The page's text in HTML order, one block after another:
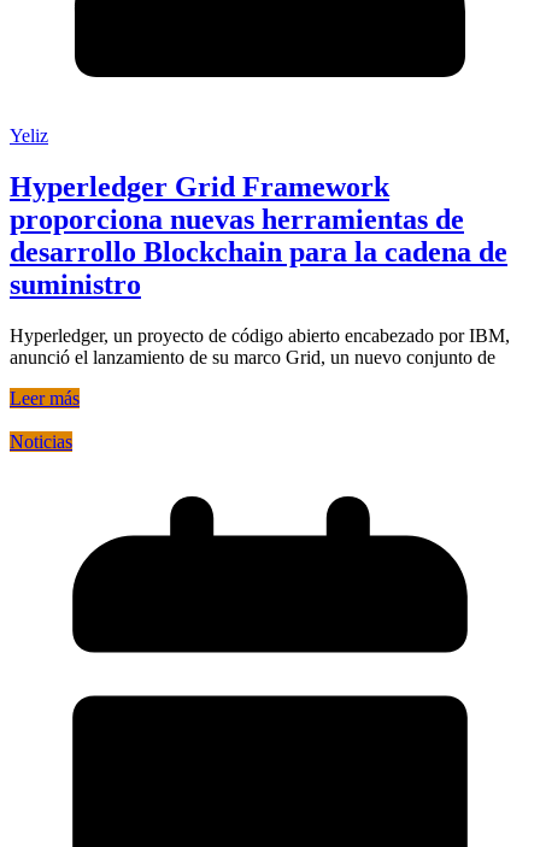
Yeliz
Hyperledger Grid Framework
proporciona nuevas herramientas de
desarrollo Blockchain para la cadena de
suministro
Hyperledger, un proyecto de código abierto encabezado por IBM,
anunció el lanzamiento de su marco Grid, un nuevo conjunto de
Leer más
Noticias